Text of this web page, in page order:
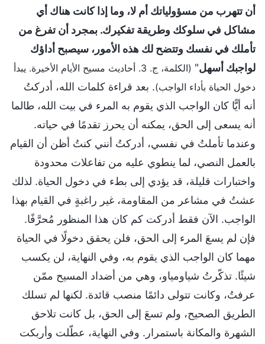
أن تتهرب من مسؤولياتك أم لا، وما إذا كانت هناك أي
مشاكل في سلوكك وطريقة تفكيرك. بمجرد أن تفرغ من
تأملك في نفسك وتتضح لك هذه الأمور، سيصبح أداؤك
لواجبك أسهل"
(الكلمة، ج. 3. أحاديث مسيح الأيام الأخيرة. يبدأ
دخول الحياة بأداء الواجب). بعد قراءة كلمات الله، أدركتُ
أنه أيًّا كان الواجب الذي يقوم به المرء في بيت الله، طالما
أنه يسعى إلى الحق، يمكنه أن يحرز تقدمًا في حياته.
وعندما تأملتُ في نفسي، أدركتُ أنني كنتُ أظن أن القيام
بالعمل النصي، لما ينطوي عليه من تفاعلات محدودة
واختبارات قليلة، قد يؤدي إلى بطء في دخول الحياة. لذلك
عشتُ في مشاعر من المقاومة، غير راغبةٍ في القيام بهذا
الواجب. الآن فقط أدركت كم كان هذا المنظور مُحرَّفًا.
فإن لم يسعَ المرء إلى الحق، فلن يحقق دخولًا في الحياة
مهما كان الواجب الذي يقوم به، وفي النهاية، لن يكسب
شيئًا. تذكّرتُ شياومياو، وهي من أضداد المسيح ممّن
عرفتُ، وكانت تتولى دائمًا منصب قائدة. لكنها لم تسلك
الطريق الصحيح، ولم تسعَ إلى الحق، بل كانت تلاحق
الشهرة والمكانة باستمرار. وفي النهاية، عطّلت وأربكت